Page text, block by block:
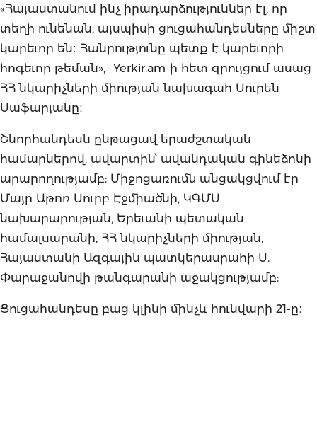
«Հայաստանում ինչ իրադարձություններ էլ, որ
տեղի ունենան, այսպիսի ցուցահանդեսները միշտ
կարեւոր են։ Հանրությունը պետք է կարեւորի
հոգեւոր թեման»,- Yerkir.am-ի հետ զրույցում ասաց
ՀՀ նկարիչների միության նախագահ Սուրեն
Սաֆարյանը։
Շնորհանդեսն ընթացավ երաժշտական
համարներով, ավարտին՝ ավանդական գինեձոնի
արարողությամբ: Միջոցառումն անցակցվում էր
Մայր Աթոռ Սուրբ Էջմիածնի, ԿԳՄՍ
նախարարության, Երեւանի պետական
համալսարանի, ՀՀ նկարիչների միության,
Հայաստանի Ազգային պատկերասրահի Ս.
Փարաջանովի թանգարանի աջակցությամբ:
Ցուցահանդեսը բաց կլինի մինչև հունվարի 21-ը։